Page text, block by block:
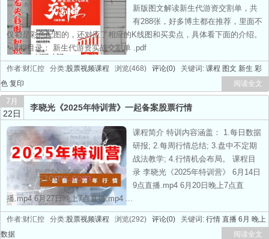
新版图文解读新生代游资交割单，共
有288张，好多博主都在推荐，里面不
仅都是彩色配图的，还对应了相应的K线图和买卖点，具体看下面的介绍。
课程目录： 新生代游资实战交割单 .pdf
作者:财汇控 分类:股票视频课程 浏览(468) 评论(0) 关键词: 课程 图文 新生 彩
色 复印 阅读全文
7月
22日
李晓光《2025年特训营》一起备案股票行情
课程简介 特训内容涵盖： 1.每日数据
研报; 2.每周行情总结; 3.盘中不定期
战法教学; 4.行情机会布局。 课程目
录 李晓光《2025年特训营》 6月14日
9点直播.mp4 6月20日晚上7点直
播.mp4 6月27日晚上7点直播.mp4 ...
作者:财汇控 分类:股票视频课程 浏览(292) 评论(0) 关键词: 行情 直播 6月 晚上
数据
阅读全文